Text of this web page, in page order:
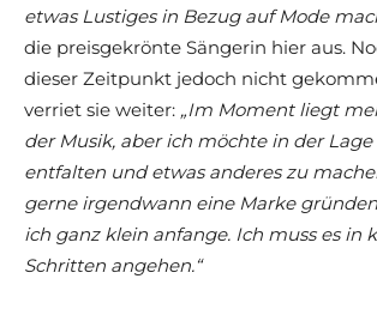
etwas Lustiges in Bezug aufMode
die preisgekrönte Sängerin hier aus.
dieser Zeitpunkt jedoch nicht
verriet sie weiter: „Im Moment liegt
der Musik, aber ich möchte in der
entfalten und etwas anderes zu
gerne irgendwann eine Marke
ich ganz klein anfange. Ich muss es in
Schritten angehen.“